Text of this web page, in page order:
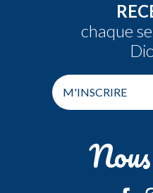
chaque
M'INSCRIRE